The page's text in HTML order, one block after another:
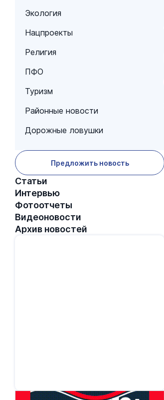
Экология
Нацпроекты
Религия
ПФО
Туризм
Районные новости
Дорожные ловушки
Предложить новость
Статьи
Интервью
Фотоотчеты
Видеоновости
Архив новостей